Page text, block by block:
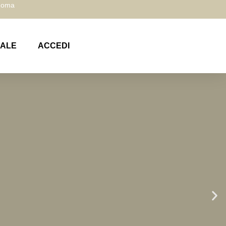
ACCEDI